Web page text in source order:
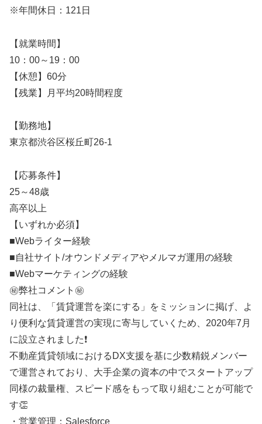
※年間休日：121日
【就業時間】
10：00～19：00
【休憩】60分
【残業】月平均20時間程度
【勤務地】
東京都渋谷区桜丘町26-1
【応募条件】
25～48歳
高卒以上
【いずれか必須】
■Webライター経験
■自社サイト/オウンドメディアやメルマガ運用の経験
■Webマーケティングの経験
㊙️弊社コメント㊙️
同社は、「賃貸運営を楽にする」をミッションに掲げ、よ
り便利な賃貸運営の実現に寄与していくため、2020年7月
に設立されました❗
不動産賃貸領域におけるDX支援を基に少数精鋭メンバー
で運営されており、大手企業の資本の中でスタートアップ
同様の裁量権、スピード感をもって取り組むことが可能で
す👏
・営業管理：Salesforce